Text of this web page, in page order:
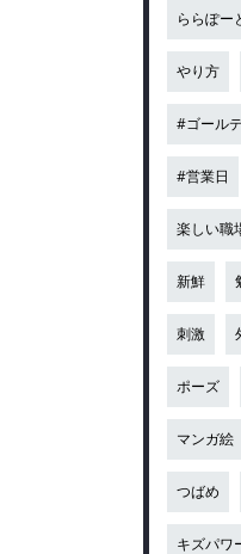
ららぽー
やり方
#ゴール
#営業日
楽しい職
新鮮
刺激
ポーズ
マンガ絵
つばめ
キズパワ